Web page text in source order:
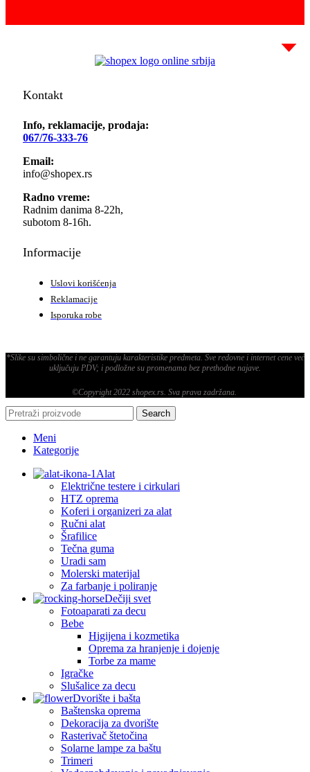
Kontakt
Info, reklamacije, prodaja:
067/76-333-76
Email:
info@shopex.rs
Radno vreme:
Radnim danima 8-22h,
subotom 8-16h.
Informacije
Uslovi korišćenja
Reklamacije
Isporuka robe
*Slike su simbolične i ne garantuju karakteristike predmeta. Sve redovne i internet cene već
uključuju PDV; i podložne su promenama bez prethodne najave.
©Copyright 2022 shopex.rs. Sva prava zadržana.
Search
Meni
Kategorije
Alat
Električne testere i cirkulari
HTZ oprema
Koferi i organizeri za alat
Ručni alat
Šrafilice
Tečna guma
Uradi sam
Molerski materijal
Za farbanje i poliranje
Dečiji svet
Fotoaparati za decu
Bebe
Higijena i kozmetika
Oprema za hranjenje i dojenje
Torbe za mame
Igračke
Slušalice za decu
Dvorište i bašta
Baštenska oprema
Dekoracija za dvorište
Rasterivač štetočina
Solarne lampe za baštu
Trimeri